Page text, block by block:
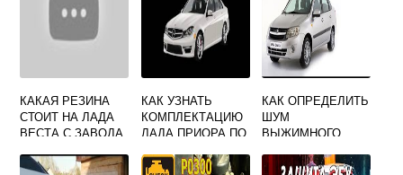
КАКАЯ РЕЗИНА
СТОИТ НА ЛАДА
ВЕСТА С ЗАВОДА
КАК УЗНАТЬ
КОМПЛЕКТАЦИЮ
ЛАДА ПРИОРА ПО
КАК ОПРЕДЕЛИТЬ
ШУМ
ВЫЖИМНОГО
ГРАНТА